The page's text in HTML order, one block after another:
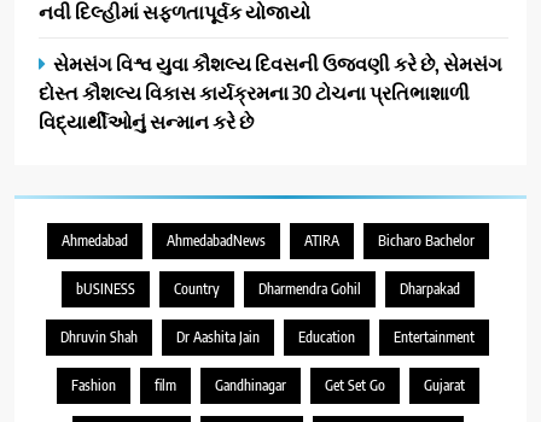
નવી દિલ્હીમાં સફળતાપૂર્વક યોજાયો
સેમસંગ વિશ્વ યુવા કૌશલ્ય દિવસની ઉજવણી કરે છે, સેમસંગ
દોસ્ત કૌશલ્ય વિકાસ કાર્યક્રમના 30 ટોચના પ્રતિભાશાળી
વિદ્યાર્થીઓનું સન્માન કરે છે
Ahmedabad AhmedabadNews ATIRA Bicharo Bachelor
bUSINESS Country Dharmendra Gohil Dharpakad
Dhruvin Shah Dr Aashita Jain Education Entertainment
Fashion film Gandhinagar Get Set Go Gujarat